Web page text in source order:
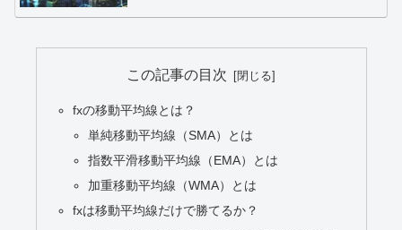
この記事の目次
fxの移動平均線とは？
単純移動平均線（SMA）とは
指数平滑移動平均線（EMA）とは
加重移動平均線（WMA）とは
fxは移動平均線だけで勝てるか？